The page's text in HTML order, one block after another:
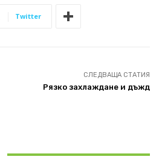
Twitter
СЛЕДВАЩА СТАТИЯ
Рязко захлаждане и дъжд